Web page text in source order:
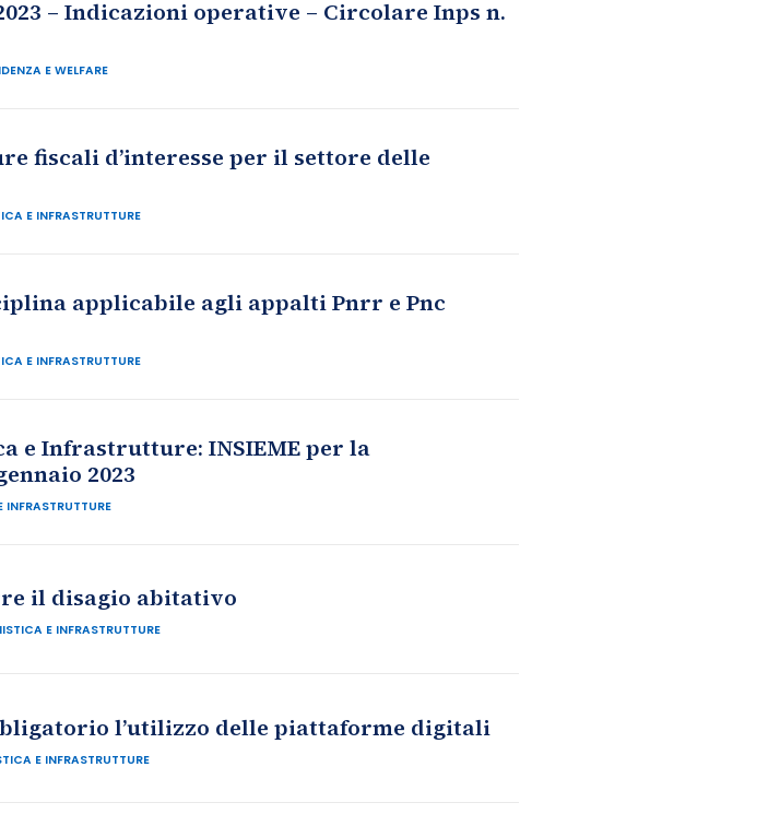
– Indicazioni operative – Circolare Inps n.
E WELFARE
fiscali d’interesse per il settore delle
E INFRASTRUTTURE
applicabile agli appalti Pnrr e Pnc
E INFRASTRUTTURE
e Infrastrutture: INSIEME per la
2023
INFRASTRUTTURE
il disagio abitativo
E INFRASTRUTTURE
l’utilizzo delle piattaforme digitali
E INFRASTRUTTURE